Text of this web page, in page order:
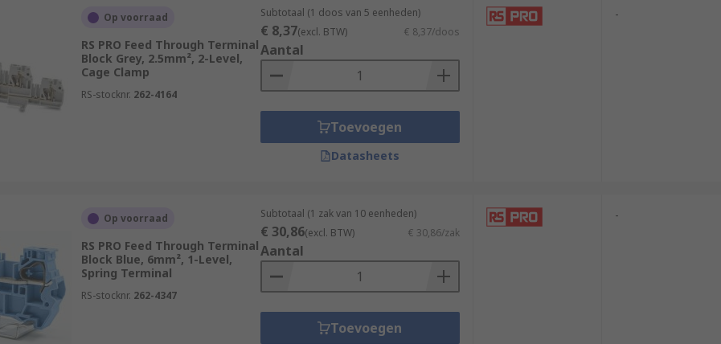
Op voorraad
RS PRO Feed Through Terminal
Block Grey, 2.5mm², 2-Level,
Cage Clamp
RS-stocknr. 262-4164
Subtotaal (1 doos van 5 eenheden)
€ 8,37(excl. BTW) € 8,37/doos
Aantal
Toevoegen
Datasheets
-
Op voorraad
RS PRO Feed Through Terminal
Block Blue, 6mm², 1-Level,
Spring Terminal
RS-stocknr. 262-4347
Subtotaal (1 zak van 10 eenheden)
€ 30,86(excl. BTW) € 30,86/zak
Aantal
Toevoegen
-